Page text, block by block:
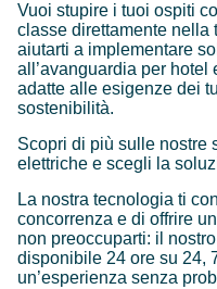
Vuoi stupire i tuoi ospiti
classe direttamente nella
aiutarti a implementare
all’avanguardia per hotel
adatte alle esigenze dei
sostenibilità.
Scopri di più sulle nostre
elettriche e scegli la
La nostra tecnologia ti
concorrenza e di offrire
non preoccuparti: il
disponibile 24 ore su 24,
un’esperienza senza